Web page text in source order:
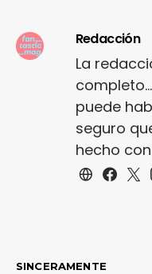
Redacción
La
puede
seguro
hecho
SINCERAMENTE